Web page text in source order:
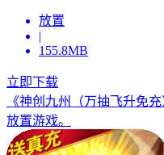
放置
|
155.8MB
立即下载
《神创九州（万抽飞升免
放置游戏。